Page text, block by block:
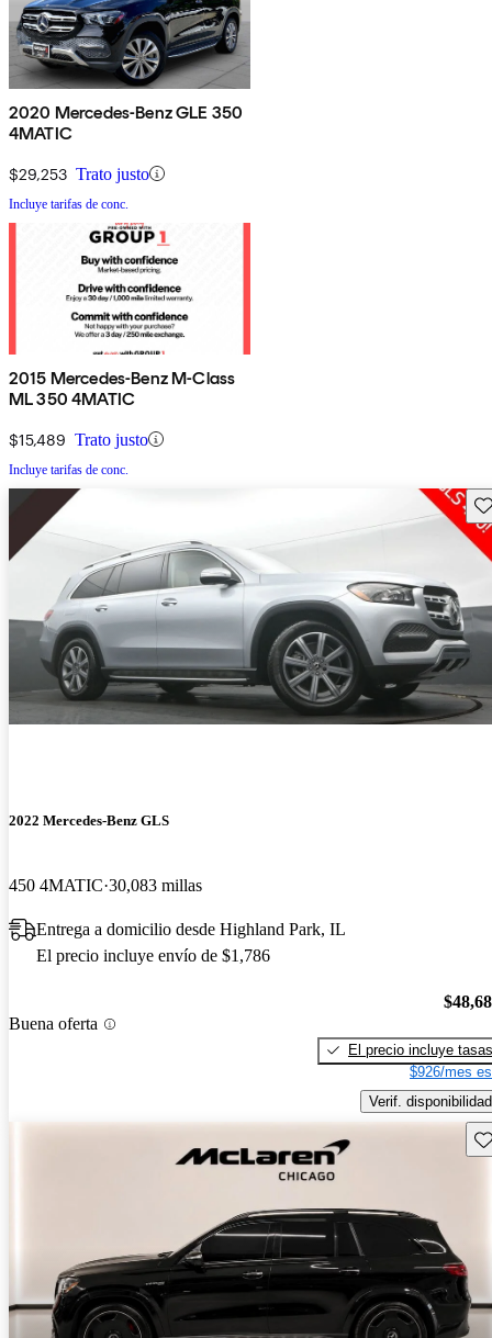
2020 Mercedes-Benz GLE 350
4MATIC
$29,253 Trato justo
Incluye tarifas de conc.
2015 Mercedes-Benz M-Class
ML 350 4MATIC
$15,489 Trato justo
Incluye tarifas de conc.
2022 Mercedes-Benz GLS
450 4MATIC 30,083 millas
Entrega a domicilio desde Highland Park, IL
El precio incluye envío de $1,786
Buena oferta
El precio incluye tasas
$926/mes
Verif. disponibilidad